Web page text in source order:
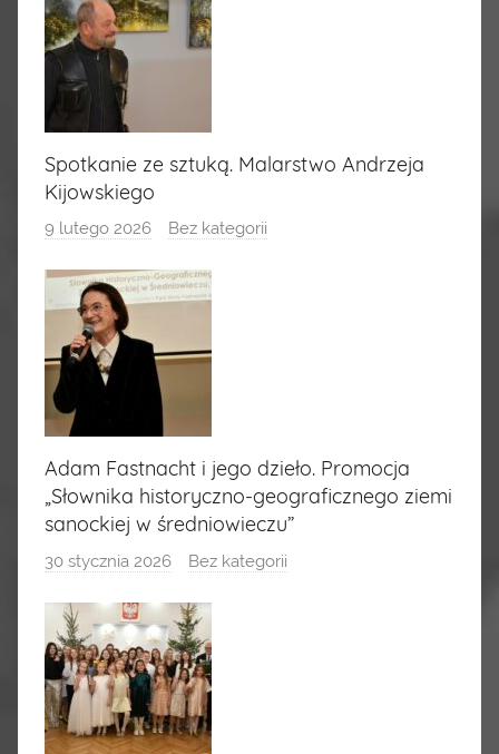
Spotkanie ze sztuką. Malarstwo Andrzeja
Kijowskiego
9 lutego 2026 Bez kategorii
Adam Fastnacht i jego dzieło. Promocja
„Słownika historyczno-geograficznego ziemi
sanockiej w średniowieczu”
30 stycznia 2026 Bez kategorii